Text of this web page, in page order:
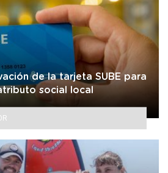
de la tarjeta SUBE para
social local